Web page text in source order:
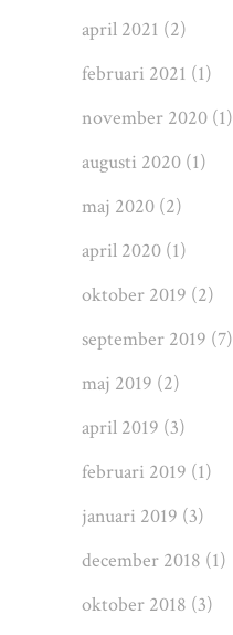
april 2021 (2)
februari 2021 (1)
november 2020 (1)
augusti 2020 (1)
maj 2020 (2)
april 2020 (1)
oktober 2019 (2)
september 2019 (7)
maj 2019 (2)
april 2019 (3)
februari 2019 (1)
januari 2019 (3)
december 2018 (1)
oktober 2018 (3)